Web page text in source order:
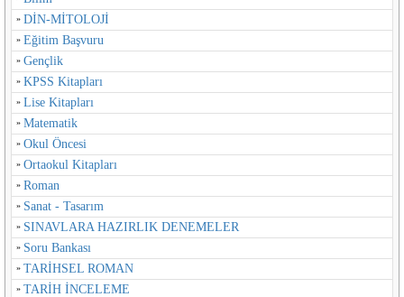
DİN-MİTOLOJİ
Eğitim Başvuru
Gençlik
KPSS Kitapları
Lise Kitapları
Matematik
Okul Öncesi
Ortaokul Kitapları
Roman
Sanat - Tasarım
SINAVLARA HAZIRLIK DENEMELER
Soru Bankası
TARİHSEL ROMAN
TARİH İNCELEME